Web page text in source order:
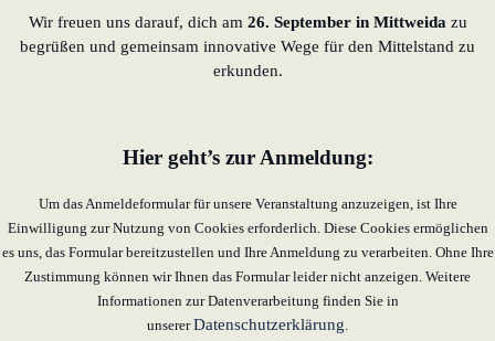
Wir freuen uns darauf, dich am 26. September in Mittweida zu
begrüßen und gemeinsam innovative Wege für den Mittelstand zu
erkunden.
Hier geht’s zur Anmeldung:
Um das Anmeldeformular für unsere Veranstaltung anzuzeigen, ist Ihre
Einwilligung zur Nutzung von Cookies erforderlich. Diese Cookies ermöglichen
es uns, das Formular bereitzustellen und Ihre Anmeldung zu verarbeiten. Ohne Ihre
Zustimmung können wir Ihnen das Formular leider nicht anzeigen. Weitere
Informationen zur Datenverarbeitung finden Sie in
unsererDatenschutzerklärung.